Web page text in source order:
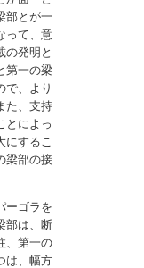
部とが一
って、意
の発明と
第一の梁
で、より
た、支持
とによっ
にするこ
梁部の接
ーゴラを
部は、断
、第一の
は、幅方